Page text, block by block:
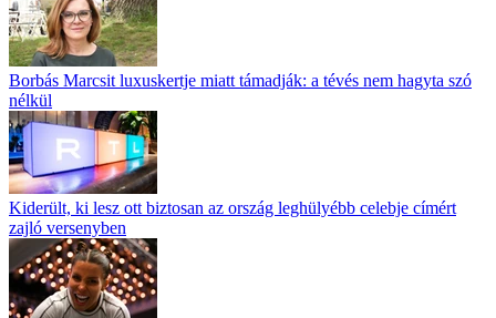
Borbás Marcsit luxuskertje miatt támadják: a tévés nem hagyta szó
nélkül
Kiderült, ki lesz ott biztosan az ország leghülyébb celebje címért
zajló versenyben